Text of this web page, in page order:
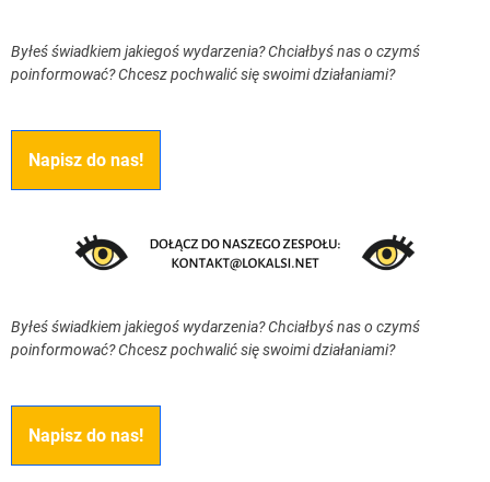
Byłeś świadkiem jakiegoś wydarzenia? Chciałbyś nas o czymś
poinformować? Chcesz pochwalić się swoimi działaniami?
Napisz do nas!
Byłeś świadkiem jakiegoś wydarzenia? Chciałbyś nas o czymś
poinformować? Chcesz pochwalić się swoimi działaniami?
Napisz do nas!